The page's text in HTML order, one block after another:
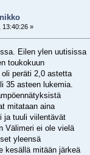
13:40:26 »
Eilen ylen uutisissa
toukokuun
peräti 2,0 astetta
35 asteen lukemia.
mitataan aina
ja tuuli viilentävät
Välimeri ei ole vielä
yleensä
kesällä mitään järkeä